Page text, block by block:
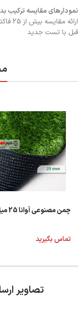
نمودارهای مقایسه ترکیب
قبل با تست جدید
چمن مصنوعی آوانا 25 میل
تماس بگیرید
تصاویر